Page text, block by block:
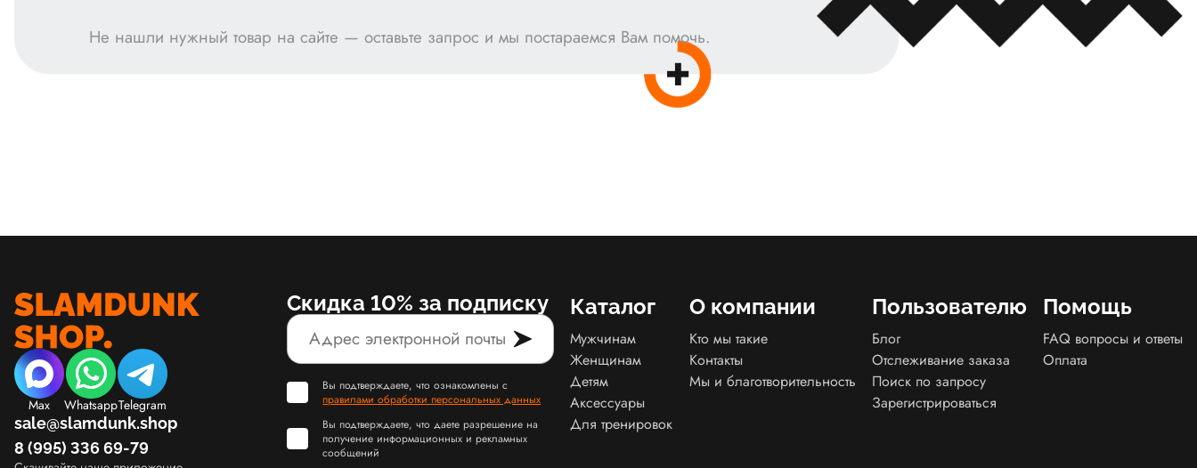
Не нашли нужный товар на сайте — оставьте запрос и мы постараемся Вам помочь.
Max WhatsappTelegram
sale@slamdunk.shop
8 (995) 336 69-79
Скидка 10% за подписку
Вы подтверждаете, что ознакомлены с
правилами обработки персональных данных
Вы подтверждаете, что даете разрешение на
получение информационных и рекламных
сообщений
Каталог
Мужчинам
Женщинам
Детям
Аксессуары
Для тренировок
О компании
Кто мы такие
Контакты
Мы и благотворительность
Пользователю
Блог
Отслеживание заказа
Поиск по запросу
Зарегистрироваться
Помощь
FAQ вопросы и ответы
Оплата